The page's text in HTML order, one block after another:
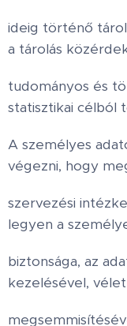
ideig történő
a tárolás
tudományos és
statisztikai célból
A személyes
végezni, hogy
szervezési
legyen a
biztonsága, az
kezelésével,